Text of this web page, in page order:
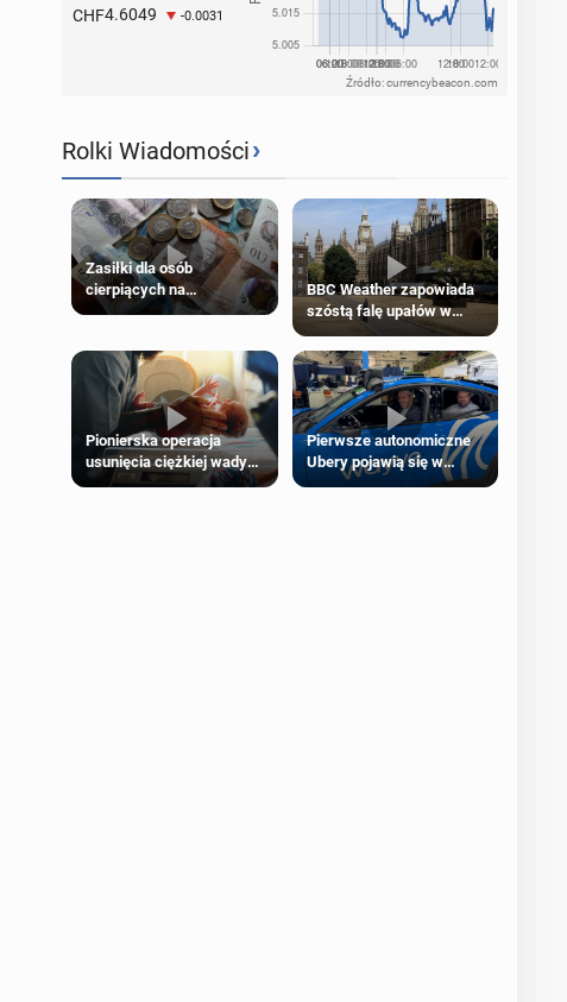
CHF4.6049 -0.0031
Źródło: currencybeacon.com
Rolki Wiadomości›
Zasiłki dla osób
cierpiących na
schorzenia psychiczne
BBC Weather zapowiada
szóstą falę upałów w
Pionierska operacja
usunięcia ciężkiej wady
wrodzonej płodu w łonie
Pierwsze autonomiczne
Ubery pojawią się w
Londynie jeszcze tego